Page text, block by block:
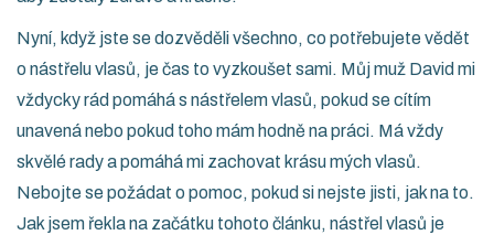
Nyní, když jste se dozvěděli všechno, co potřebujete vědět
o nástřelu vlasů, je čas to vyzkoušet sami. Můj muž David mi
vždycky rád pomáhá s nástřelem vlasů, pokud se cítím
unavená nebo pokud toho mám hodně na práci. Má vždy
skvělé rady a pomáhá mi zachovat krásu mých vlasů.
Nebojte se požádat o pomoc, pokud si nejste jisti, jak na to.
Jak jsem řekla na začátku tohoto článku, nástřel vlasů je